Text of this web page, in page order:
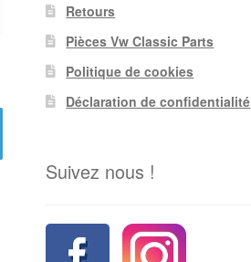
Retours
Pièces Vw Classic Parts
Politique de cookies
Déclaration de confidentialité
Suivez nous !